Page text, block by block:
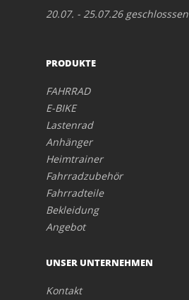
20.07. - 25.07.26 geschlosssen
PRODUKTE
FAHRRAD
E-BIKE
Lastenrad
Anhänger
Heimtrainer
Fahrradzubehör
Fahrradteile
Bekleidung
Angebot
UNSER UNTERNEHMEN
Kontakt